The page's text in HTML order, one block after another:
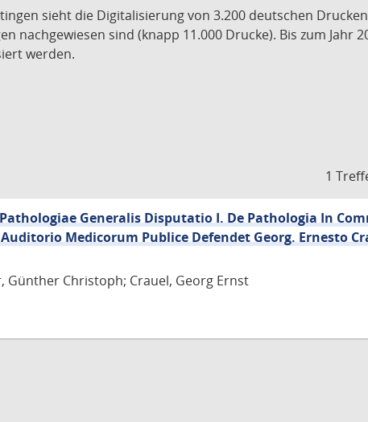
sieht die Digitalisierung von 3.200 deutschen
nachgewiesen sind (knapp 11.000 Drucke). Bis zum Jahr
werden.
1
Generalis Disputatio I. De Pathologia In
Medicorum Publice Defendet Georg. Ernesto
Günther Christoph; Crauel, Georg Ernst